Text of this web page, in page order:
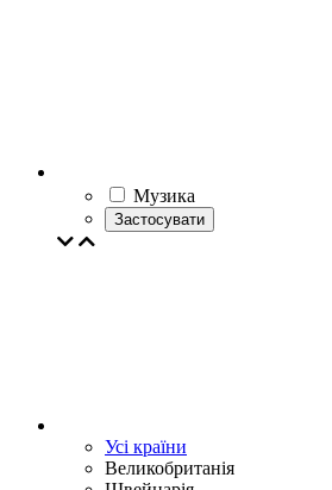
Музика
Застосувати
Усі країни
Великобританія